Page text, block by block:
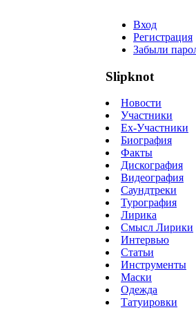
Вход
Регистрация
Забыли
Slipknot
Новости
Участники
Ex-Участники
Биография
Факты
Дискография
Видеография
Саундтреки
Турография
Лирика
Смысл Лирики
Интервью
Статьи
Инструменты
Маски
Одежда
Татуировки